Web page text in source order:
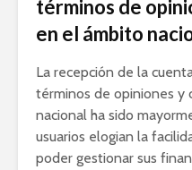
términos de
en el ámbito
La recepción de la
términos de opiniones y
nacional ha sido
usuarios elogian la
poder gestionar sus